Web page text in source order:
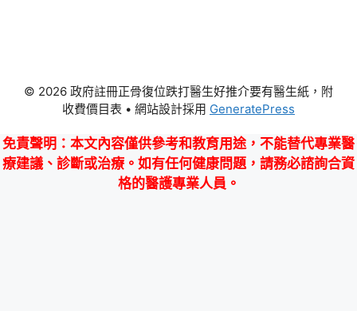
© 2026 政府註冊正骨復位跌打醫生好推介要有醫生紙，附
收費價目表 • 網站設計採用 GeneratePress
免責聲明 ：本文內容僅供參考和教育用途，不能替代專業醫
療建議、診斷或治療。如有任何健康問題，請務必諮詢合資
格的醫護專業人員。